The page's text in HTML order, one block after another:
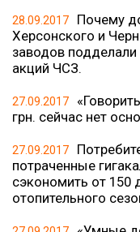
28.09.2017
Почему
Херсонского и
заводов
акций ЧСЗ.
27.09.2017
грн. сейчас нет
27.09.2017
потраченные
сэкономить от 150
отопительного